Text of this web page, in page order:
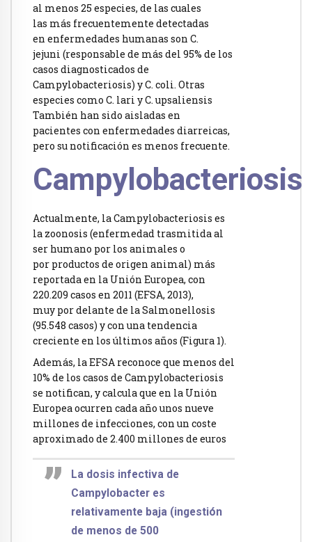
al menos 25 especies, de las cuales
las más frecuentemente detectadas
en enfermedades humanas son C.
jejuni (responsable de más del 95% de los
casos diagnosticados de
Campylobacteriosis) y C. coli. Otras
especies como C. lari y C. upsaliensis
También han sido aisladas en
pacientes con enfermedades diarreicas,
pero su notificación es menos frecuente.
Campylobacteriosis
Actualmente, la Campylobacteriosis es
la zoonosis (enfermedad trasmitida al
ser humano por los animales o
por productos de origen animal) más
reportada en la Unión Europea, con
220.209 casos en 2011 (EFSA, 2013),
muy por delante de la Salmonellosis
(95.548 casos) y con una tendencia
creciente en los últimos años (Figura 1).
Además, la EFSA reconoce que menos del
10% de los casos de Campylobacteriosis
se notifican, y calcula que en la Unión
Europea ocurren cada año unos nueve
millones de infecciones, con un coste
aproximado de 2.400 millones de euros
La dosis infectiva de
Campylobacter es
relativamente baja (ingestión
de menos de 500